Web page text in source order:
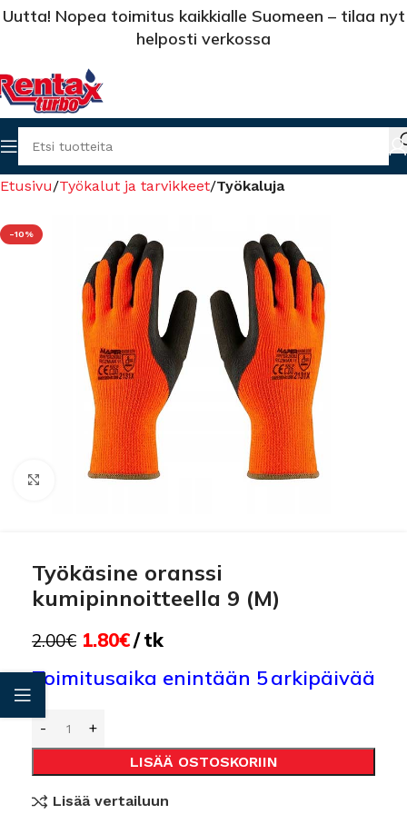
Uutta! Nopea toimitus kaikkialle Suomeen – tilaa nyt
helposti verkossa
Etusivu Työkalut ja tarvikkeet Työkaluja
-10%
Click to enlarge
Työkäsine oranssi
kumipinnoitteella 9 (M)
2.00€ 1.80€ tk
Toimitusaika enintään 5 arkipäivää
LISÄÄ OSTOSKORIIN
Lisää vertailuun